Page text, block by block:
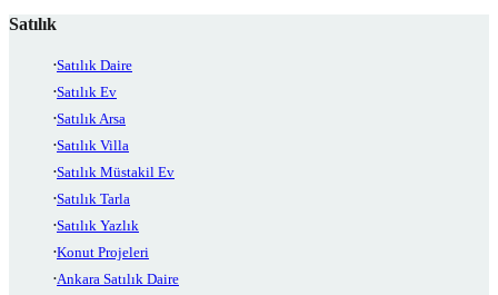
Satılık
Satılık Daire
Satılık Ev
Satılık Arsa
Satılık Villa
Satılık Müstakil Ev
Satılık Tarla
Satılık Yazlık
Konut Projeleri
Ankara Satılık Daire